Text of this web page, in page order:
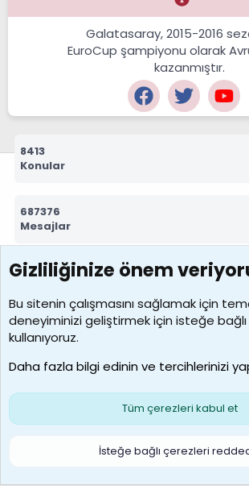
Galatasaray, 2015-2016
EuroCup şampiyonu olarak
kazanmıştır.
8413
Konular
687376
Mesajlar
7392
Kullanıcılar
MosesBrownHayranı
Son üye
Çerezler
S
Gizliliğinize önem
Bu sitenin çalışmasını sağlamak için
deneyiminizi geliştirmek için isteğe
kullanıyoruz.
Daha fazla bilgi edinin ve tercihlerinizi
Tüm çerezleri kabul et
İsteğe bağlı çerezleri